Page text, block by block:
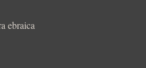
ebraica